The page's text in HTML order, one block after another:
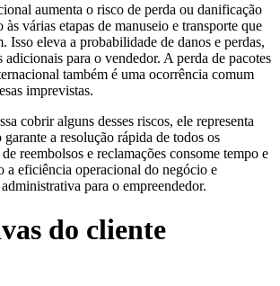
aumenta o risco de perda ou danificação
várias etapas de manuseio e transporte que
Isso eleva a probabilidade de danos e perdas,
adicionais para o vendedor. A perda de pacotes
também é uma ocorrência comum
imprevistas.
cobrir alguns desses riscos, ele representa
a resolução rápida de todos os
reembolsos e reclamações consome tempo e
a eficiência operacional do negócio e
para o empreendedor.
do cliente